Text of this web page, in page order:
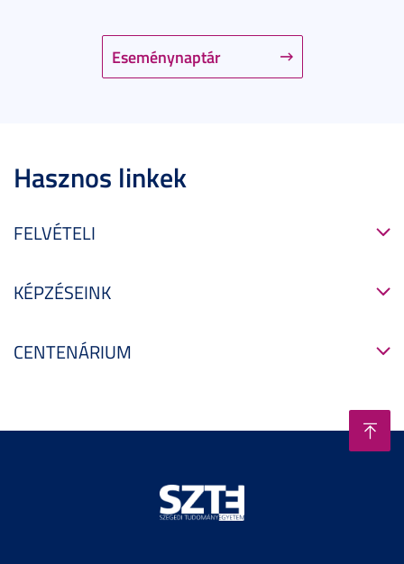
Eseménynaptár
Hasznos linkek
FELVÉTELI
KÉPZÉSEINK
CENTENÁRIUM